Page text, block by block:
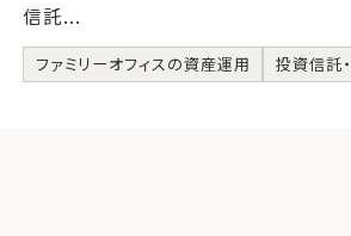
信託...
ファミリーオフィスの資産運用 投資信託